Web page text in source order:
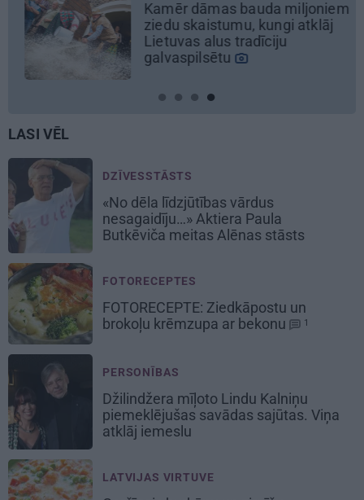
miljoniem
kungi atklāj
Pēteris Zālītis:
mākslinieks
LASI VĒL
DZĪVESSTĀSTS
«No dēla līdzjūtības vārdus
nesagaidīju…» Aktiera Paula
Butkēviča meitas Alēnas stāsts
FOTORECEPTES
FOTORECEPTE: Ziedkāpostu un
brokoļu krēmzupa ar bekonu 1
PERSONĪBAS
Džilindžera mīļoto Lindu Kalniņu
piemeklējušas savādas sajūtas. Viņa
atklāj iemeslu
LATVIJAS VIRTUVE